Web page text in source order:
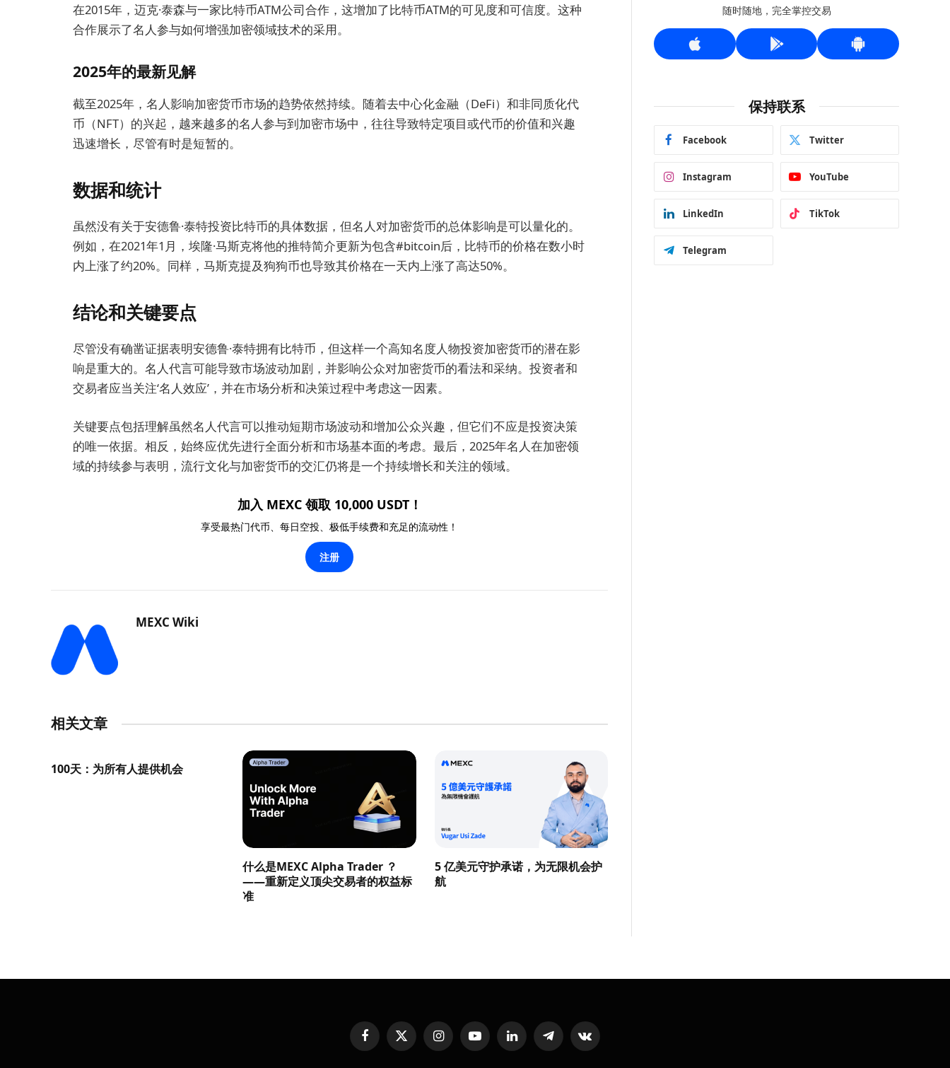
在2015年，迈克·泰森与一家比特币ATM公司合作，这增加了比特币ATM的可见度和可信度。这种
合作展示了名人参与如何增强加密领域技术的采用。
2025年的最新见解
截至2025年，名人影响加密货币市场的趋势依然持续。随着去中心化金融（DeFi）和非同质化代
币（NFT）的兴起，越来越多的名人参与到加密市场中，往往导致特定项目或代币的价值和兴趣
迅速增长，尽管有时是短暂的。
数据和统计
虽然没有关于安德鲁·泰特投资比特币的具体数据，但名人对加密货币的总体影响是可以量化的。
例如，在2021年1月，埃隆·马斯克将他的推特简介更新为包含#bitcoin后，比特币的价格在数小时
内上涨了约20%。同样，马斯克提及狗狗币也导致其价格在一天内上涨了高达50%。
结论和关键要点
尽管没有确凿证据表明安德鲁·泰特拥有比特币，但这样一个高知名度人物投资加密货币的潜在影
响是重大的。名人代言可能导致市场波动加剧，并影响公众对加密货币的看法和采纳。投资者和
交易者应当关注‘名人效应’，并在市场分析和决策过程中考虑这一因素。
关键要点包括理解虽然名人代言可以推动短期市场波动和增加公众兴趣，但它们不应是投资决策
的唯一依据。相反，始终应优先进行全面分析和市场基本面的考虑。最后，2025年名人在加密领
域的持续参与表明，流行文化与加密货币的交汇仍将是一个持续增长和关注的领域。
加入 MEXC 领取 10,000 USDT！
享受最热门代币、每日空投、极低手续费和充足的流动性！
注册
MEXC Wiki
相关文章
100天：为所有人提供机会
什么是MEXC Alpha Trader ？
——重新定义顶尖交易者的权益标
准
5 亿美元守护承诺，为无限机会护
航
随时随地，完全掌控交易
保持联系
Facebook Twitter
Instagram YouTube
LinkedIn TikTok
Telegram
FacebookX
(Twitter)
InstagramYouTubeLinkedInTelegramVKontakte